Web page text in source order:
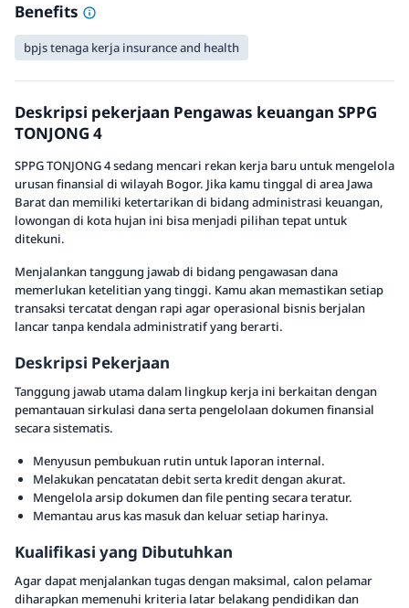
Benefits
bpjs tenaga kerja insurance and health
Deskripsi pekerjaan Pengawas keuangan SPPG
TONJONG 4
SPPG TONJONG 4 sedang mencari rekan kerja baru untuk mengelola
urusan finansial di wilayah Bogor. Jika kamu tinggal di area Jawa
Barat dan memiliki ketertarikan di bidang administrasi keuangan,
lowongan di kota hujan ini bisa menjadi pilihan tepat untuk
ditekuni.
Menjalankan tanggung jawab di bidang pengawasan dana
memerlukan ketelitian yang tinggi. Kamu akan memastikan setiap
transaksi tercatat dengan rapi agar operasional bisnis berjalan
lancar tanpa kendala administratif yang berarti.
Deskripsi Pekerjaan
Tanggung jawab utama dalam lingkup kerja ini berkaitan dengan
pemantauan sirkulasi dana serta pengelolaan dokumen finansial
secara sistematis.
Menyusun pembukuan rutin untuk laporan internal.
Melakukan pencatatan debit serta kredit dengan akurat.
Mengelola arsip dokumen dan file penting secara teratur.
Memantau arus kas masuk dan keluar setiap harinya.
Kualifikasi yang Dibutuhkan
Agar dapat menjalankan tugas dengan maksimal, calon pelamar
diharapkan memenuhi kriteria latar belakang pendidikan dan